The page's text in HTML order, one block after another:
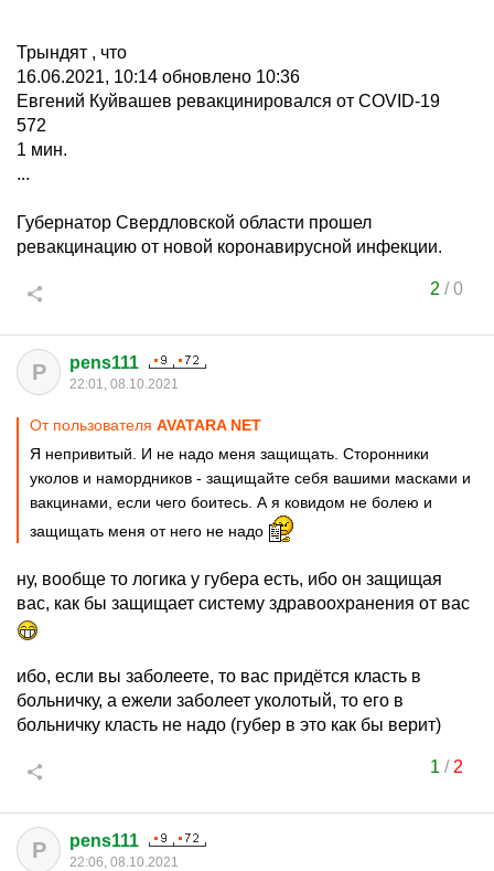
Трындят , что
16.06.2021, 10:14 обновлено 10:36
Евгений Куйвашев ревакцинировался от COVID-19
572
1 мин.
...
Губернатор Свердловской области прошел
ревакцинацию от новой коронавирусной инфекции.
2 /0
P pens111
22:01, 08.10.2021
От пользователя AVATARA NET
Я непривитый. И не надо меня защищать. Сторонники
уколов и намордников - защищайте себя вашими масками и
вакцинами, если чего боитесь. А я ковидом не болею и
защищать меня от него не надо
ну, вообще то логика у губера есть, ибо он защищая
вас, как бы защищает систему здравоохранения от вас
ибо, если вы заболеете, то вас придётся класть в
больничку, а ежели заболеет уколотый, то его в
больничку класть не надо (губер в это как бы верит)
1 / 2
P pens111
22:06, 08.10.2021